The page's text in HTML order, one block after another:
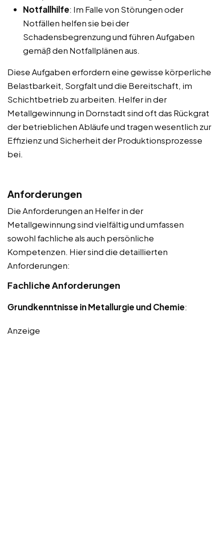
Notfallhilfe: Im Falle von Störungen oder
Notfällen helfen sie bei der
Schadensbegrenzung und führen Aufgaben
gemäß den Notfallplänen aus.
Diese Aufgaben erfordern eine gewisse körperliche
Belastbarkeit, Sorgfalt und die Bereitschaft, im
Schichtbetrieb zu arbeiten. Helfer in der
Metallgewinnung in Dornstadt sind oft das Rückgrat
der betrieblichen Abläufe und tragen wesentlich zur
Effizienz und Sicherheit der Produktionsprozesse
bei.
Anforderungen
Die Anforderungen an Helfer in der
Metallgewinnung sind vielfältig und umfassen
sowohl fachliche als auch persönliche
Kompetenzen. Hier sind die detaillierten
Anforderungen:
Fachliche Anforderungen
Grundkenntnisse in Metallurgie und Chemie:
Anzeige